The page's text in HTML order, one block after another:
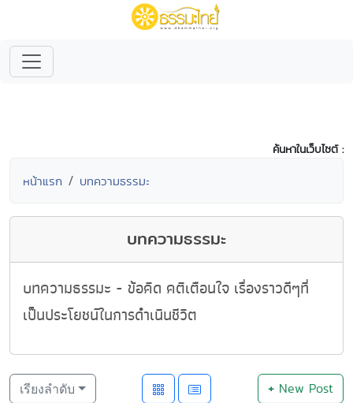
ค้นหาในเว็บไซต์ :
หน้าแรก บทความธรรมะ
บทความธรรมะ
บทความธรรมะ - ข้อคิด คติเตือนใจ เรื่องราวดีๆที่
เป็นประโยชน์ในการดำเนินชีวิต
เรียงลำดับ +New Post